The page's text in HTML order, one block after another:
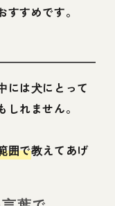
すめです。
には犬にとって
れません。
囲で教えてあげ